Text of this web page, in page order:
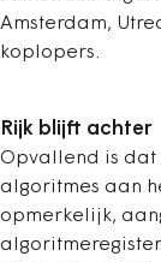
Amsterdam,
koplopers.
Rijk blijft achter
Opvallend is dat
algoritmes aan
opmerkelijk,